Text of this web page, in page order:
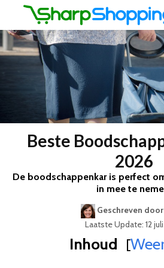
Beste
2026
De boodschappenkar is perfect
in mee te
Geschreven
Laatste Update: 12
Inhoud [